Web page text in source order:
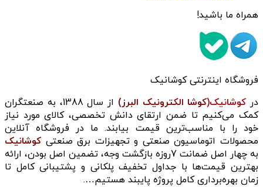
همراه ما باشید!
فروشگاه اینترنتی کوشانیک
در کوشانیک(کوشا الکترونیک البرز)
از سال 1388، به صنعتگران
کمک می‌کنیم تا ضمن ارتقای دانش تخصصی، کالای مورد نیاز
خود را با مناسب‌ترین قیمت بیابند. ما در فروشگاه آنلاین
محصولات اتوماسیون صنعتی و تجهیزات برق صنعتی کوشانیک
به چهار اصل ضمانت 7روزه بازگشت وجه، تضمین اصل بودن، ارائه
بهترین قیمت‌ها با جداول تخفیف پلکانی و پشتیبانی کامل تا
زمان بهره‌برداری کامل پروژه پایبند هستیم….